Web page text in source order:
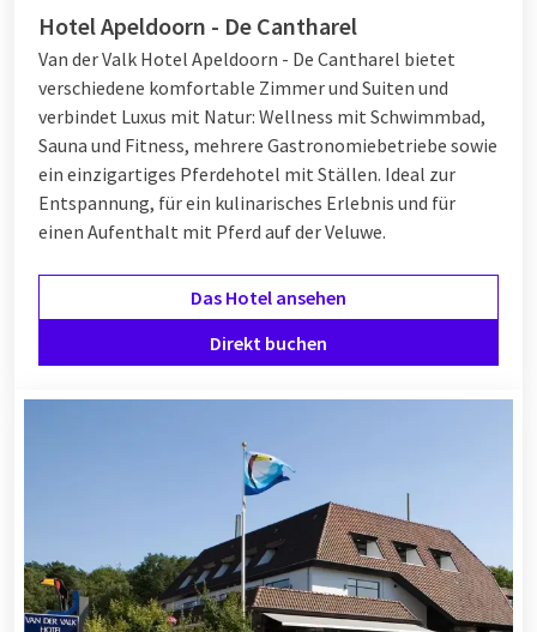
Hotel Apeldoorn - De Cantharel
Van der Valk Hotel Apeldoorn - De Cantharel bietet
verschiedene komfortable Zimmer und Suiten und
verbindet Luxus mit Natur: Wellness mit Schwimmbad,
Sauna und Fitness, mehrere Gastronomiebetriebe sowie
ein einzigartiges Pferdehotel mit Ställen. Ideal zur
Entspannung, für ein kulinarisches Erlebnis und für
einen Aufenthalt mit Pferd auf der Veluwe.
Das Hotel ansehen
Direkt buchen